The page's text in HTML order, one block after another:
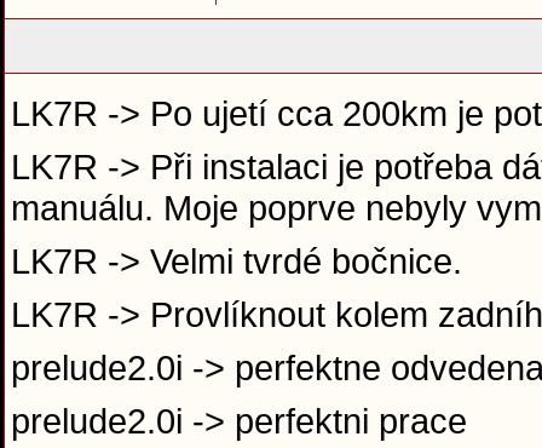
LK7R -> Po ujetí cca 200km je
LK7R -> Při instalaci je potřeba
manuálu. Moje poprve nebyly
LK7R -> Velmi tvrdé bočnice.
LK7R -> Provlíknout kolem
prelude2.0i -> perfektne
prelude2.0i -> perfektni prace